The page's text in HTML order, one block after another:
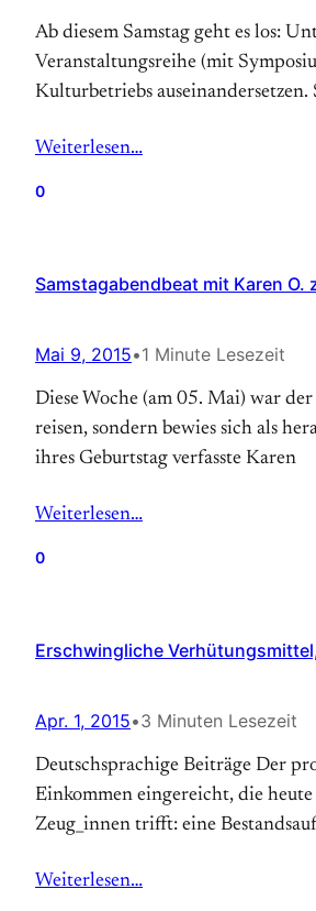
Ab diesem Samstag geht es los:
Veranstaltungsreihe (mit
Kulturbetriebs
Weiterlesen…
0
Samstagabendbeat mit Karen O.
Mai 9, 2015•1 Minute Lesezeit
Diese Woche (am 05. Mai) war
reisen, sondern bewies sich als
ihres Geburtstag verfasste Karen
Weiterlesen…
0
Erschwingliche
Apr. 1, 2015•3 Minuten Lesezeit
Deutschsprachige Beiträge Der
Einkommen eingereicht, die
Zeug_innen trifft: eine
Weiterlesen…